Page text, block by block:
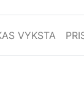
VYKSTA